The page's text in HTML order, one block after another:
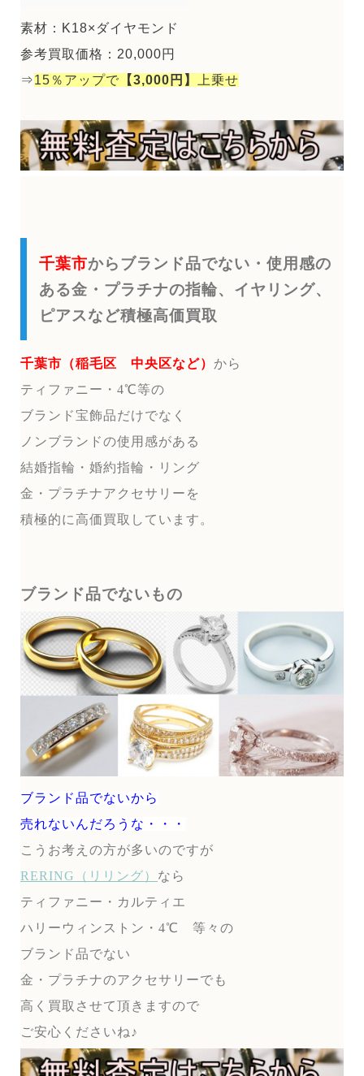
素材：K18×ダイヤモンド
参考買取価格：20,000円
⇒15％アップで 【3,000円】 上乗せ
千葉市からブランド品でない・使用感の
ある金・プラチナの指輪、イヤリング、
ピアスなど積極高価買取
千葉市（稲毛区 中央区など） から
ティファニー・4℃等の
ブランド宝飾品だけでなく
ノンブランドの使用感がある
結婚指輪・婚約指輪・リング
金・プラチナアクセサリーを
積極的に高価買取しています。
ブランド品でないもの
ブランド品でないから
売れないんだろうな・・・
こうお考えの方が多いのですが
RERING（リリング） なら
ティファニー・カルティエ
ハリーウィンストン・4℃ 等々の
ブランド品でない
金・プラチナのアクセサリーでも
高く買取させて頂きますので
ご安心くださいね♪